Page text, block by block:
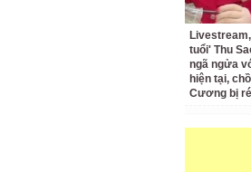
tuổi' Thu
ngã ngửa
hiện tại,
Cương bị